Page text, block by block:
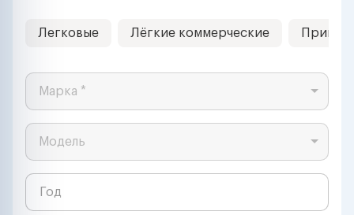
Легковые Лёгкие коммерческие
Марка *
Модель